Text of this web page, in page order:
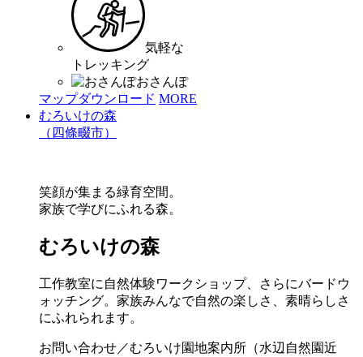
気軽な
トレッキング
おさんぽ
マップダウンロード MORE
むろいけの森
（四條畷市）
笑顔が集まる緑育空間。
家族で学びにふれる森。
むろいけの森
工作教室に自然体験ワークショップ、さらにバードウ
ォッチング。家族みんなで自然の楽しさ、素晴らしさ
にふれられます。
お問い合わせ／むろいけ園地案内所（水辺自然園近